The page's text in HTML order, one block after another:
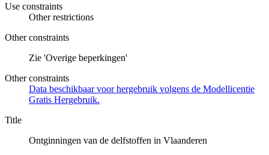
Use constraints
Other restrictions
Other constraints
Zie 'Overige beperkingen'
Other constraints
Data beschikbaar voor hergebruik volgens de Modellicentie
Gratis Hergebruik.
Title
Ontginningen van de delfstoffen in Vlaanderen